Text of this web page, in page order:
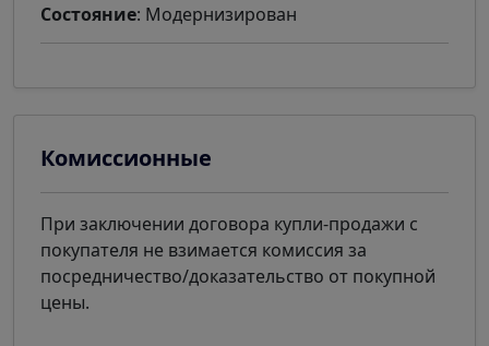
Состояние: Модернизирован
Комиссионные
При заключении договора купли-продажи с
покупателя не взимается комиссия за
посредничество/доказательство от покупной
цены.